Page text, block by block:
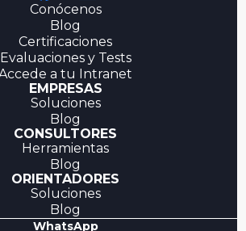
Conócenos
Blog
Certificaciones
Evaluaciones y Tests
a tu Intranet
EMPRESAS
Soluciones
Blog
CONSULTORES
Herramientas
Blog
ORIENTADORES
Soluciones
Blog
WhatsApp